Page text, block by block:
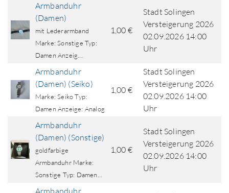
Armbanduhr
(Damen)
mit Lederarmband
Marke: Sonstige Typ:
Damen Anzeig...
1,00 €
Stadt Solingen
Versteigerung 2026
02.09.2026 14:00
Uhr
Armbanduhr
(Damen) (Seiko)
Marke: Seiko Typ:
Damen Anzeige: Analog
1,00 €
Stadt Solingen
Versteigerung 2026
02.09.2026 14:00
Uhr
Armbanduhr
(Damen) (Sonstige)
goldfarbige
Armbanduhr Marke:
Sonstige Typ: Damen...
1,00 €
Stadt Solingen
Versteigerung 2026
02.09.2026 14:00
Uhr
Armbanduhr